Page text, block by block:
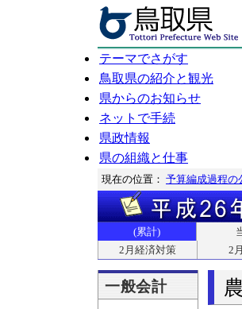
テーマでさがす
鳥取県の紹介と観光
県からのお知らせ
ネットで手続
県政情報
県の組織と仕事
現在の位置： 予算編成過程の
(累計)
2月経済対策
2
一般会計